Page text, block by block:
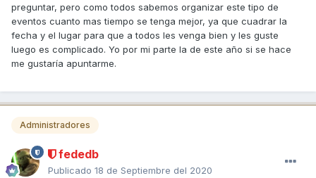
preguntar, pero como todos sabemos organizar este tipo de
eventos cuanto mas tiempo se tenga mejor, ya que cuadrar la
fecha y el lugar para que a todos les venga bien y les guste
luego es complicado. Yo por mi parte la de este año si se hace
me gustaría apuntarme.
Administradores
fededb
Publicado 18 de Septiembre del 2020